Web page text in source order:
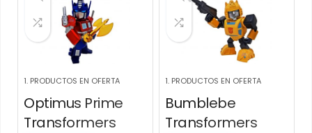
1. PRODUCTOS EN OFERTA
Optimus Prime
Transformers
1. PRODUCTOS EN OFERTA
Bumblebe
Transformers